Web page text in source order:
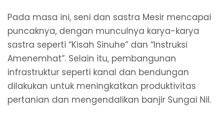
Pada masa ini, seni dan sastra Mesir mencapai
puncaknya, dengan munculnya karya-karya
sastra seperti “Kisah Sinuhe” dan “Instruksi
Amenemhat”. Selain itu, pembangunan
infrastruktur seperti kanal dan bendungan
dilakukan untuk meningkatkan produktivitas
pertanian dan mengendalikan banjir Sungai Nil.